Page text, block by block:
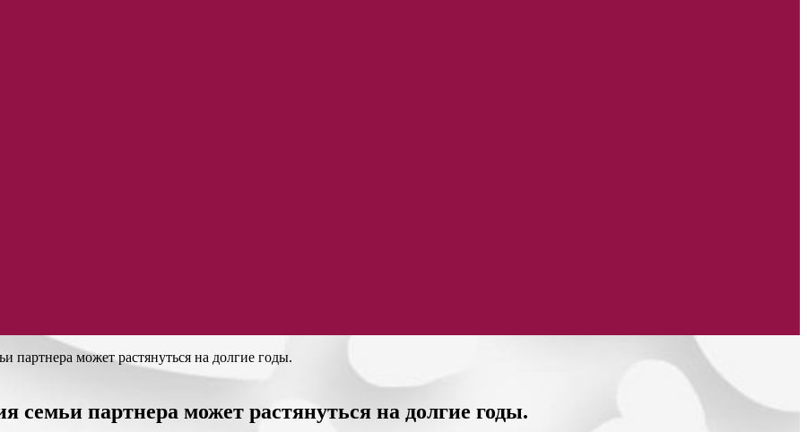
партнера может растянуться на долгие годы.
семьи партнера может растянуться на долгие годы.